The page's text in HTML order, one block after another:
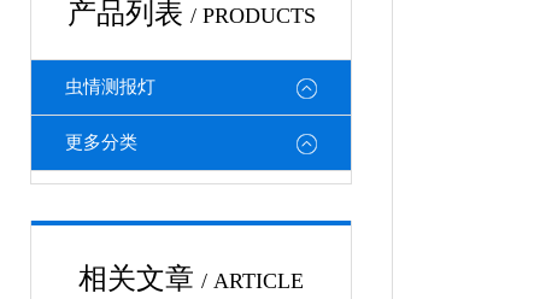
产品列表 / PRODUCTS
虫情测报灯
更多分类
相关文章 / ARTICLE